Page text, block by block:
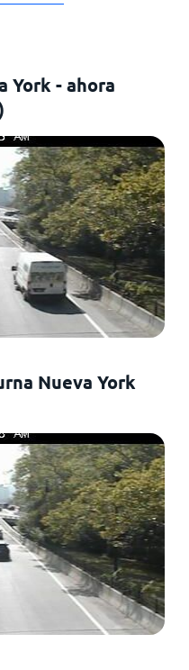
York - ahora
Nueva York